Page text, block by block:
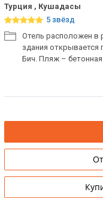
Турция , Кушадасы
5 звёзд
Отель расположен в
здания открывается
Бич. Пляж –